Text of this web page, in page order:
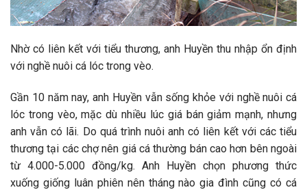
Nhờ có liên kết với tiểu thương, anh Huyền thu nhập ổn định
với nghề nuôi cá lóc trong vèo.
Gần 10 năm nay, anh Huyền vẫn sống khỏe với nghề nuôi cá
lóc trong vèo, mặc dù nhiều lúc giá bán giảm mạnh, nhưng
anh vẫn có lãi. Do quá trình nuôi anh có liên kết với các tiểu
thương tại các chợ nên giá cá thường bán cao hơn bên ngoài
từ 4.000-5.000 đồng/kg. Anh Huyền chọn phương thức
xuống giống luân phiên nên tháng nào gia đình cũng có cá